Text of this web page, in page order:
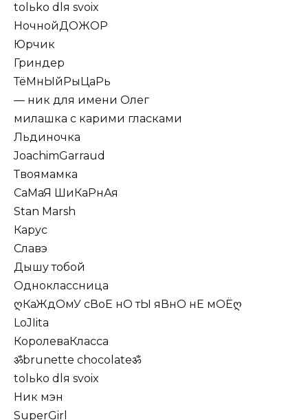
tolьko dlя svoix
НочнойДОЖОР
Юрчик
Гриндер
ТёМнЫйРыЦаРь
— ник для имени Олег
милашка с карими гласками
Льдиночка
JoаchimGarraud
Твоямамка
СаМаЯ ШиКаРнАя
Stan Marsh
Карус
Славэ
Дышу тобой
Одноклассница
ღКаЖдОмУ сВоЕ нО тЫ яВнО нЕ мОЁღ
LoJIita
КоролеваКласса
ॐbrunette chocolateॐ
tolьko dlя svoix
Ник мэн
SuperGirl